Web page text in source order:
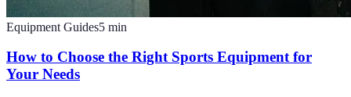
Equipment Guides5 min
How to Choose the Right Sports Equipment for
Your Needs